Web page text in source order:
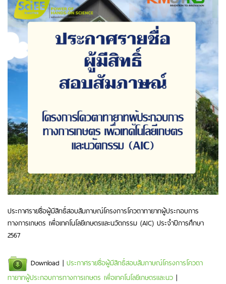
ประกาศรายชื่อผู้มีสิทธิ์สอบสัมภาษณ์โครงการโควตาทายาทผู้ประกอบการ
ทางการเกษตร เพื่อเทคโนโลยีเกษตรและนวัตกรรม (AIC) ประจำปีการศึกษา
2567
Download | ประกาศรายชื่อผู้มีสิทธิ์สอบสัมภาษณ์โครงการโควตา
ทายาทผู้ประกอบการทางการเกษตร เพื่อเทคโนโลยีเกษตรและนว |